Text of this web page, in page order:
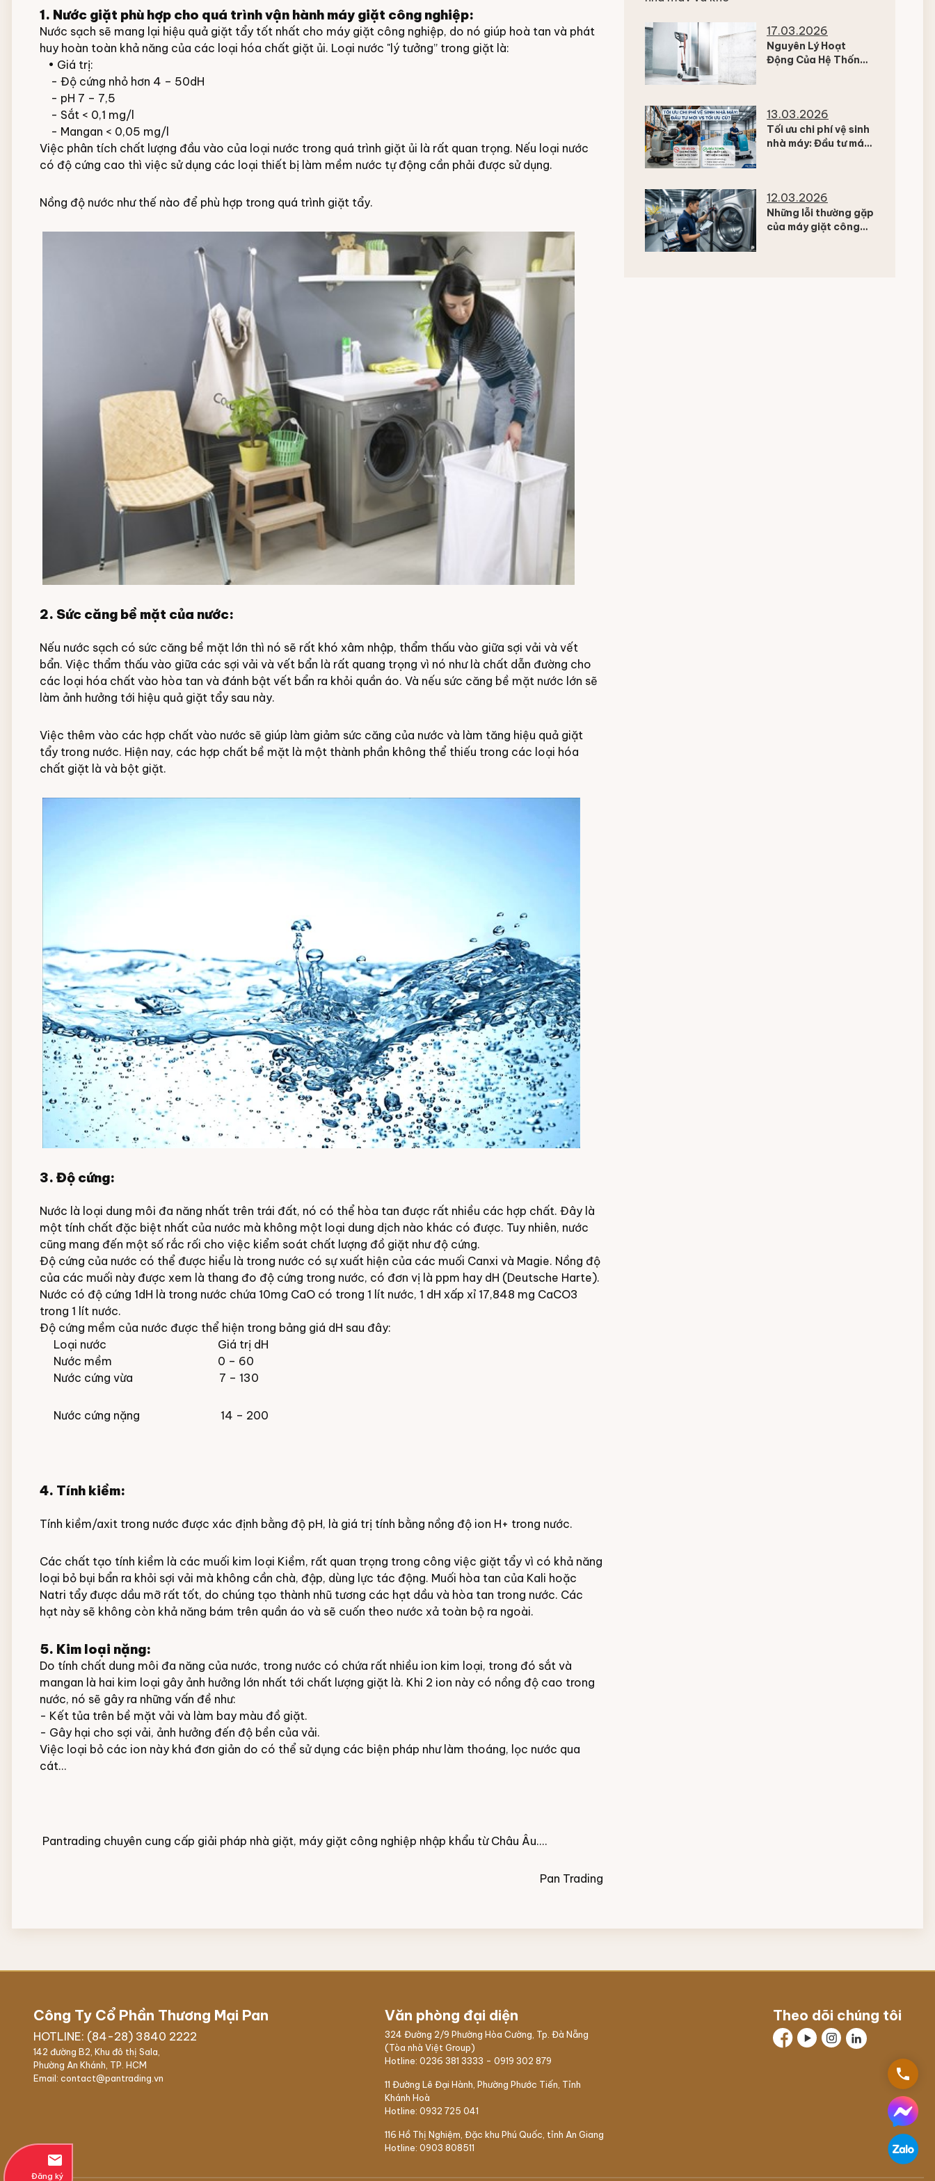
Đội ngũ nhân viên
1. Nước giặt phù hợp cho quá trình vận hành máy giặt công nghiệp:
Nước sạch sẽ mang lại hiệu quả giặt tẩy tốt nhất cho máy giặt công nghiệp, do nó giúp hoà tan và phát
huy hoàn toàn khả năng của các loại hóa chất giặt ủi. Loại nước "lý tưởng” trong giặt là:
• Giá trị:
- Độ cứng nhỏ hơn 4 – 50dH
- pH 7 – 7,5
- Sắt < 0,1 mg/l
- Mangan < 0,05 mg/l
Việc phân tích chất lượng đầu vào của loại nước trong quá trình giặt ủi là rất quan trọng. Nếu loại nước
có độ cứng cao thì việc sử dụng các loại thiết bị làm mềm nước tự động cần phải được sử dụng.
Nồng độ nước như thế nào để phù hợp trong quá trình giặt tẩy.
2. Sức căng bề mặt của nước:
Nếu nước sạch có sức căng bề mặt lớn thì nó sẽ rất khó xâm nhập, thẩm thấu vào giữa sợi vải và vết
bẩn. Việc thẩm thấu vào giữa các sợi vải và vết bẩn là rất quang trọng vì nó như là chất dẫn đường cho
các loại hóa chất vào hòa tan và đánh bật vết bẩn ra khỏi quần áo. Và nếu sức căng bề mặt nước lớn sẽ
làm ảnh hưởng tới hiệu quả giặt tẩy sau này.
Việc thêm vào các hợp chất vào nước sẽ giúp làm giảm sức căng của nước và làm tăng hiệu quả giặt
tẩy trong nước. Hiện nay, các hợp chất bề mặt là một thành phần không thể thiếu trong các loại hóa
chất giặt là và bột giặt.
3. Độ cứng:
Nước là loại dung môi đa năng nhất trên trái đất, nó có thể hòa tan được rất nhiều các hợp chất. Đây là
một tính chất đặc biệt nhất của nước mà không một loại dung dịch nào khác có được. Tuy nhiên, nước
cũng mang đến một số rắc rối cho việc kiểm soát chất lượng đồ giặt như độ cứng.
Độ cứng của nước có thể được hiểu là trong nước có sự xuất hiện của các muối Canxi và Magie. Nồng độ
của các muối này được xem là thang đo độ cứng trong nước, có đơn vị là ppm hay dH (Deutsche Harte).
Nước có độ cứng 1dH là trong nước chứa 10mg CaO có trong 1 lít nước, 1 dH xấp xỉ 17,848 mg CaCO3
trong 1 lít nước.
Độ cứng mềm của nước được thể hiện trong bảng giá dH sau đây:
Loại nước Giá trị dH
Nước mềm 0 – 60
Nước cứng vừa 7 – 130
Nước cứng nặng 14 – 200
4. Tính kiềm:
Tính kiềm/axit trong nước được xác định bằng độ pH, là giá trị tính bằng nồng độ ion H+ trong nước.
Các chất tạo tính kiềm là các muối kim loại Kiềm, rất quan trọng trong công việc giặt tẩy vì có khả năng
loại bỏ bụi bẩn ra khỏi sợi vải mà không cần chà, đập, dùng lực tác động. Muối hòa tan của Kali hoặc
Natri tẩy được dầu mỡ rất tốt, do chúng tạo thành nhũ tương các hạt dầu và hòa tan trong nước. Các
hạt này sẽ không còn khả năng bám trên quần áo và sẽ cuốn theo nước xả toàn bộ ra ngoài.
5. Kim loại nặng:
Do tính chất dung môi đa năng của nước, trong nước có chứa rất nhiều ion kim loại, trong đó sắt và
mangan là hai kim loại gây ảnh hưởng lớn nhất tới chất lượng giặt là. Khi 2 ion này có nồng độ cao trong
nước, nó sẽ gây ra những vấn đề như:
- Kết tủa trên bề mặt vải và làm bay màu đồ giặt.
- Gây hại cho sợi vải, ảnh hưởng đến độ bền của vải.
Việc loại bỏ các ion này khá đơn giản do có thể sử dụng các biện pháp như làm thoáng, lọc nước qua
cát…
Pantrading chuyên cung cấp giải pháp nhà giặt, máy giặt công nghiệp nhập khẩu từ Châu Âu....
Pan Trading
17.03.2026
Nguyên Lý Hoạt
Động Của Hệ Thống
13.03.2026
Tối ưu chi phí vệ sinh
nhà máy: Đầu tư máy
12.03.2026
Những lỗi thường gặp
của máy giặt công
Công Ty Cổ Phần Thương Mại Pan
HOTLINE: (84-28) 3840 2222
142 đường B2, Khu đô thị Sala,
Phường An Khánh, TP. HCM
Email: contact@pantrading.vn
Văn phòng đại diện
324 Đường 2/9 Phường Hòa Cường, Tp. Đà Nẵng
(Tòa nhà Việt Group)
Hotline:0236 381 3333 -0919 302 879
11 Đường Lê Đại Hành, Phường Phước Tiến, Tỉnh
Khánh Hoà
Hotline:0932 725 041
116 Hồ Thị Nghiệm,Đặc khu Phú Quốc , tỉnh An Giang
Hotline:0903 808511
Theo dõi chúng tôi
email
Đăng ký
phone